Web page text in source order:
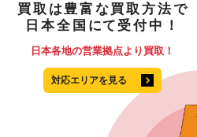
買取 は 豊富な買取方法で
日本全国 にて 受付中！
日本各地の営業拠点より買取！
対応エリアを見る